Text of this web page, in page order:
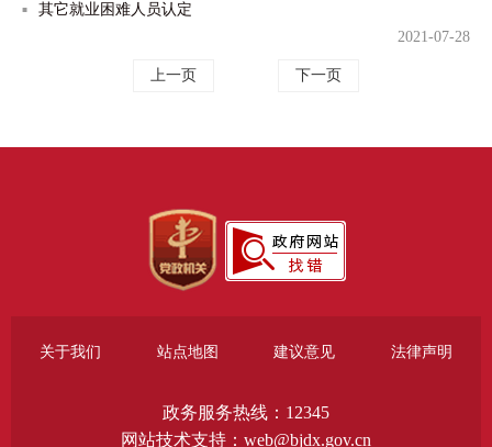
其它就业困难人员认定
2021-07-28
上一页 下一页
关于我们 站点地图 建议意见 法律声明
政务服务热线：12345
网站技术支持：web@bjdx.gov.cn